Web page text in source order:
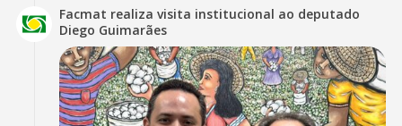
Facmat realiza visita institucional ao deputado
Diego Guimarães